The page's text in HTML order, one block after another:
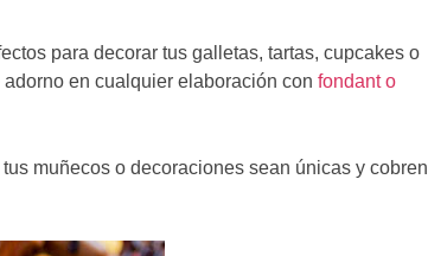
para decorar tus galletas, tartas, cupcakes o
en cualquier elaboración con fondant o
muñecos o decoraciones sean únicas y cobren